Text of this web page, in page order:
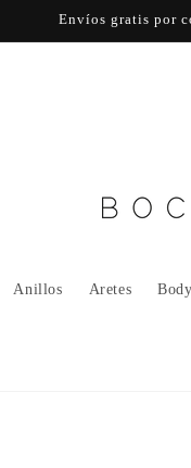
Envíos gratis por
Anillos Aretes